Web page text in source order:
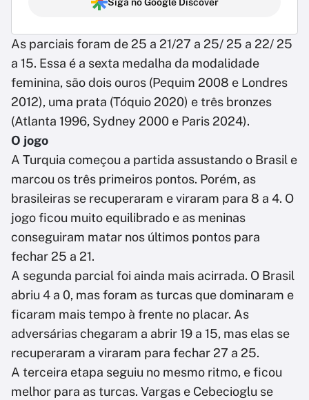
As parciais foram de 25 a 21/27 a 25/ 25 a 22/ 25
a 15. Essa é a sexta medalha da modalidade
feminina, são dois ouros (Pequim 2008 e Londres
2012), uma prata (Tóquio 2020) e três bronzes
(Atlanta 1996, Sydney 2000 e Paris 2024).
O jogo
A Turquia começou a partida assustando o Brasil e
marcou os três primeiros pontos. Porém, as
brasileiras se recuperaram e viraram para 8 a 4. O
jogo ficou muito equilibrado e as meninas
conseguiram matar nos últimos pontos para
fechar 25 a 21.
A segunda parcial foi ainda mais acirrada. O Brasil
abriu 4 a 0, mas foram as turcas que dominaram e
ficaram mais tempo à frente no placar. As
adversárias chegaram a abrir 19 a 15, mas elas se
recuperaram a viraram para fechar 27 a 25.
A terceira etapa seguiu no mesmo ritmo, e ficou
melhor para as turcas. Vargas e Cebecioglu se